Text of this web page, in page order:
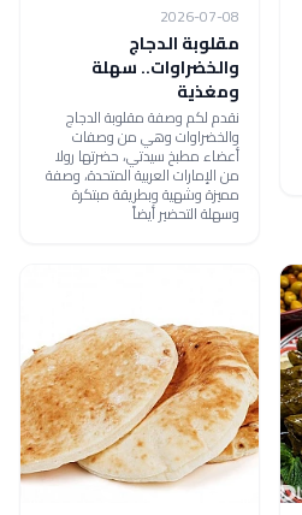
2026-07-08
مقلوبة الدجاج
والخضراوات.. سهلة
ومغذية
نقدم لكم وصفة مقلوبة الدجاج
والخضراوات وهي من وصفات
أعضاء مطبخ سيدتي، حضرتها رولا
من الإمارات العربية المتحدة، وصفة
مميزة وشهية وبطريقة مبتكرة
وسهلة التحضير أيضاً